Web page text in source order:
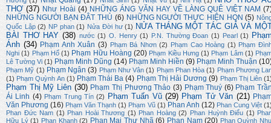
THƠ (37) Như Hoài (4) NHỮNG ÁNG VĂN HAY VỀ LÀNG QUÊ VIỆT NAM
NHỮNG NGƯỜI BẠN ĐÂT THỦ (6) NHỮNG NGƯỜI THỰC HIỆN HQN (5)
Quốc Lập (2) NP phan (1) Nửa Đời hư (1) NỬA THÁNG MỘT TÁC GIẢ VÀ
BÀI THƠ HAY (38) nước (1) O. Henry (1) P.N. Thường Đoan (1) Pearl (1)
Ánh (34) Phạm Anh Xuân (3) Phạm Bá Nhơn (2) Phạm Cao Hoàng (1) Phạm
Nghi (1) Phạm Hổ (1) Phạm Hữu Hoàng (20) Phạm Kiều Hưng (1) Phạm Lâm (1)
Lê Tường Vi (1) Phạm Minh Dũng (14) Phạm Minh Hiền (9) Phạm Minh Thuận
Phạm Mỹ (1) Phạm Ngân (3) Phạm Như Vân (1) Phạm Phan Hòa (1) Phạm Phương
(1) Phạm Quỳnh An (1) Phạm Thái Ba (4) Phạm Thị Hải Dương (9) Phạm Thị Liên
Phạm Thị Mỹ Liên (30) Phạm Thị Phương Thảo (3) Phạm Thuý (6) Phạm
Ái Linh (4) Phạm Trung Tín (2) Phạm Tuấn Vũ (29) Phạm Tử Văn (21)
Văn Phương (16) Phạm Văn Thạnh (1) Phạm Vũ (1) Phan Anh (12) Phan Cung Việt
Phan Đức Nam (1) Phan Hoài Thương (1) Phan Hoàng (2) Phan Huỳnh Điểu (1)
Hữu Lý (1) Phan Khanh (2) Phan Mai Thư Nhã (6) Phan Nam (20) Phan Quỳnh